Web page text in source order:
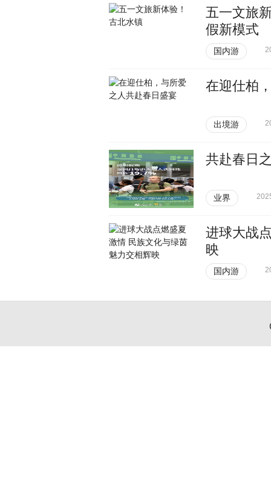
五一文旅
假新模式
国内游
在迎仕柏
出境游
共赴春日
业界
进球大战
映
国内游